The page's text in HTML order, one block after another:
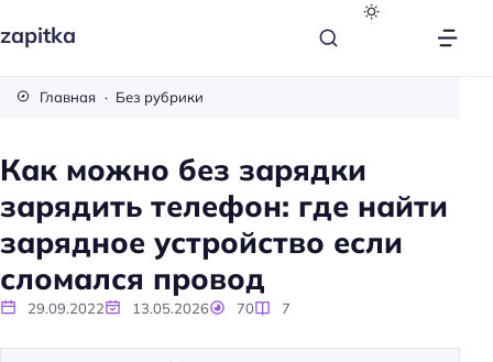
zapitka
Главная Без рубрики
Как можно без зарядки
зарядить телефон: где найти
зарядное устройство если
сломался провод
29.09.2022 13.05.2026 70 7